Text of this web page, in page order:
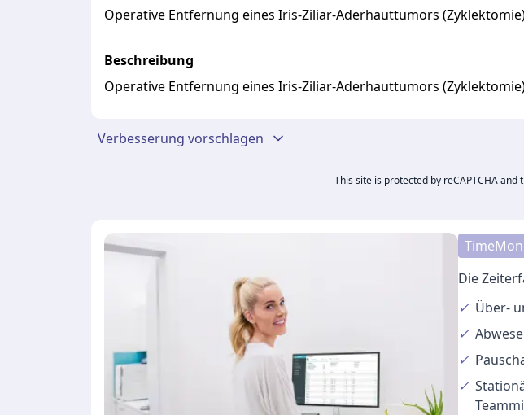
Operative Entfernung eines Iris-Ziliar-Aderhauttumors
Beschreibung
Operative Entfernung eines Iris-Ziliar-Aderhauttumors
Verbesserung vorschlagen
This site is protected by reCAPTCHA and
Die
✓ Über-
✓
✓
✓